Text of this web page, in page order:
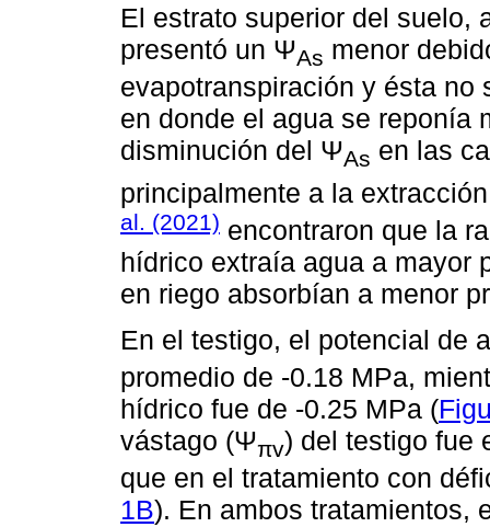
El estrato superior del suelo,
presentó un ΨAs menor
evapotranspiración y ésta no
en donde el agua se reponía
disminución del ΨAs en las
principalmente a la
al. (2021) encontraron que la
hídrico extraía agua a mayor
en riego absorbían a menor
En el testigo, el potencial de
promedio de -0.18 MPa,
hídrico fue de -0.25 MPa (
vástago (Ψπv) del testigo fue
que en el tratamiento con
1B). En ambos tratamientos,